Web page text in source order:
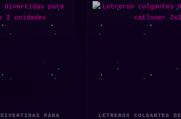
PARA
LETREROS COLGANTES